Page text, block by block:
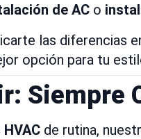
de AC o
las diferencias
opción para tu
Siempre
de rutina,